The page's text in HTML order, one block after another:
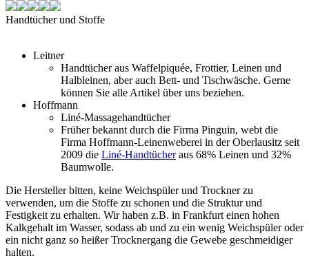
Handtücher und Stoffe
Leitner
Handtücher aus Waffelpiquée, Frottier, Leinen und
Halbleinen, aber auch Bett- und Tischwäsche. Gerne
können Sie alle Artikel über uns beziehen.
Hoffmann
Liné-Massagehandtücher
Früher bekannt durch die Firma Pinguin, webt die
Firma Hoffmann-Leinenweberei in der Oberlausitz seit
2009 die Liné-Handtücheraus 68% Leinen und 32%
Baumwolle.
Die Hersteller bitten, keine Weichspüler und Trockner zu
verwenden, um die Stoffe zu schonen und die Struktur und
Festigkeit zu erhalten. Wir haben z.B. in Frankfurt einen hohen
Kalkgehalt im Wasser, sodass ab und zu ein wenig Weichspüler oder
ein nicht ganz so heißer Trocknergang die Gewebe geschmeidiger
halten.